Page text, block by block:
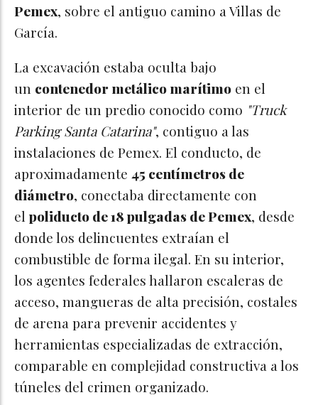
Pemex, sobre el antiguo camino a Villas de
García.
La excavación estaba oculta bajo
un contenedor metálico marítimo en el
interior de un predio conocido como "Truck
Parking Santa Catarina", contiguo a las
instalaciones de Pemex. El conducto, de
aproximadamente 45 centímetros de
diámetro, conectaba directamente con
el poliducto de 18 pulgadas de Pemex, desde
donde los delincuentes extraían el
combustible de forma ilegal. En su interior,
los agentes federales hallaron escaleras de
acceso, mangueras de alta precisión, costales
de arena para prevenir accidentes y
herramientas especializadas de extracción,
comparable en complejidad constructiva a los
túneles del crimen organizado.